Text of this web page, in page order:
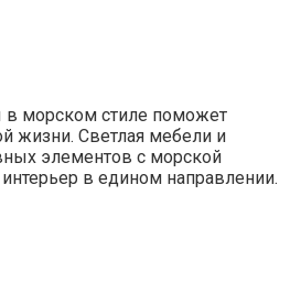
морском стиле поможет
жизни. Светлая мебели и
элементов с морской
в едином направлении.